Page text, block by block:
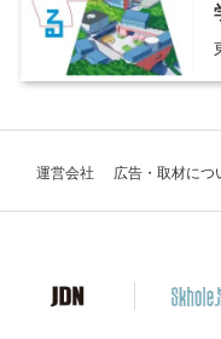
運営会社 広告・取材につ